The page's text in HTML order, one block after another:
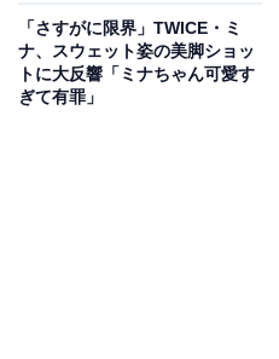
「さすがに限界」TWICE・ミ
ナ、スウェット姿の美脚ショッ
トに大反響「ミナちゃん可愛す
ぎて有罪」